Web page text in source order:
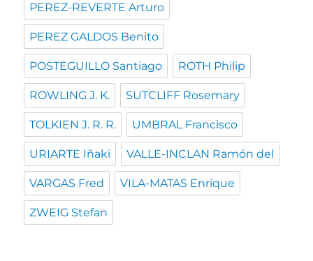
PEREZ-REVERTE Arturo
PEREZ GALDOS Benito
POSTEGUILLO Santiago ROTH Philip
ROWLING J. K. SUTCLIFF Rosemary
TOLKIEN J. R. R. UMBRAL Francisco
URIARTE Iñaki VALLE-INCLAN Ramón del
VARGAS Fred VILA-MATAS Enrique
ZWEIG Stefan